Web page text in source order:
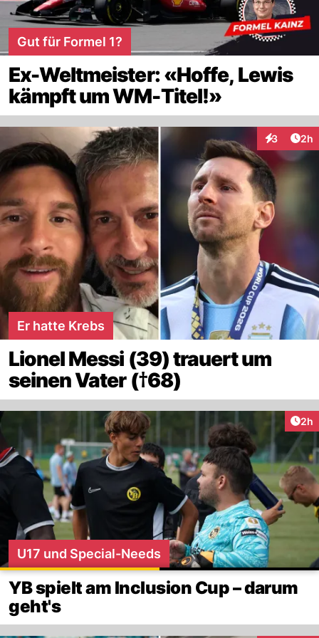
Gut für Formel 1?
Ex-Weltmeister: «Hoffe, Lewis
kämpft um WM-Titel!»
3 2h
Er hatte Krebs
Lionel Messi (39) trauert um
seinen Vater (†68)
2h
U17 und Special-Needs
YB spielt am Inclusion Cup – darum
geht's